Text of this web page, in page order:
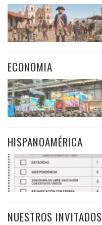
ECONOMIA
HISPANOAMÉRICA
NUESTROS INVITADOS